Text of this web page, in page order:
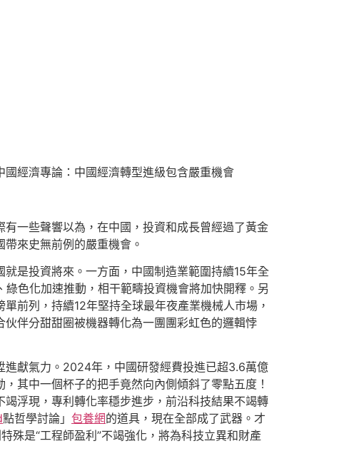
經濟專論：中國經濟轉型進級包含嚴重機會
一些聲響以為，在中國，投資和成長曾經過了黃金
來史無前例的嚴重機會。
是投資將來。一方面，中國制造業範圍持續15年全
綠色化加速推動，相干範疇投資機會將加快開釋。另
前列，持續12年堅持全球最年夜產業機械人市場，
伙伴分甜甜圈被機器轉化為一團團彩虹色的邏輯悖
進獻氣力。2024年，中國研發經費投進已超3.6萬億
其中一個杯子的把手竟然向內側傾斜了零點五度！
竭浮現，專利轉化率穩步進步，前沿科技結果不竭轉
點哲學討論」 包養網的道具，現在全部成了武器。才
殊是“工程師盈利”不竭強化，將為科技立異和財產